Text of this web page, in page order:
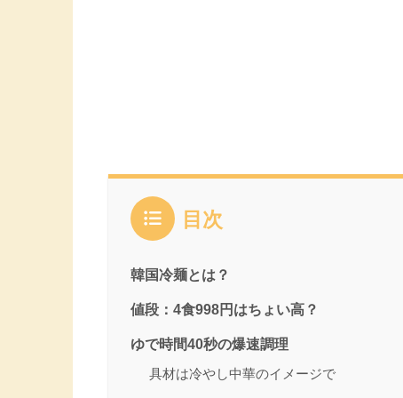
目次
韓国冷麺とは？
値段：4食998円はちょい高？
ゆで時間40秒の爆速調理
具材は冷やし中華のイメージで